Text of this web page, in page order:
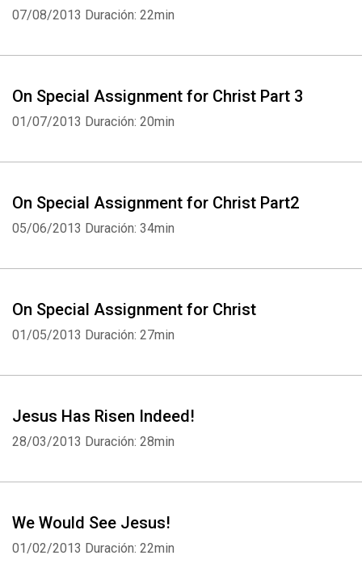
07/08/2013 Duración: 22min
On Special Assignment for Christ Part 3
01/07/2013 Duración: 20min
On Special Assignment for Christ Part2
05/06/2013 Duración: 34min
On Special Assignment for Christ
01/05/2013 Duración: 27min
Jesus Has Risen Indeed!
28/03/2013 Duración: 28min
We Would See Jesus!
01/02/2013 Duración: 22min